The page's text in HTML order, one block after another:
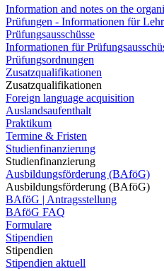
Information and notes on the
Prüfungen - Informationen für
Prüfungsausschüsse
Informationen für
Prüfungsordnungen
Zusatzqualifikationen
Zusatzqualifikationen
Foreign language acquisition
Auslandsaufenthalt
Praktikum
Termine & Fristen
Studienfinanzierung
Studienfinanzierung
Ausbildungsförderung (BAföG)
Ausbildungsförderung (BAföG)
BAföG | Antragsstellung
BAföG FAQ
Formulare
Stipendien
Stipendien
Stipendien aktuell